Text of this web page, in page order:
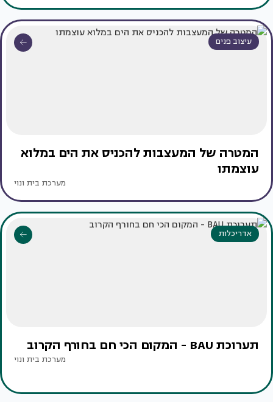
עיצוב פנים
המטרה של המעצבות להכניס את הים במלוא
עוצמתו
מערכת בית ונוי
אדריכלות
תערוכת BAU - המקום הכי חם בחורף הקרוב
מערכת בית ונוי